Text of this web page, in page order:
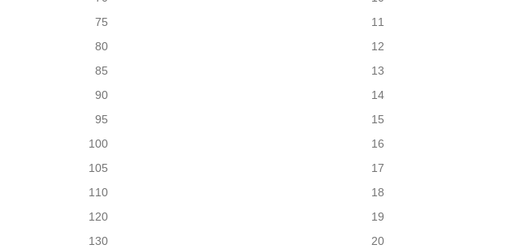
11
75
12
80
13
85
14
90
15
95
16
100
17
105
18
110
19
120
20
130